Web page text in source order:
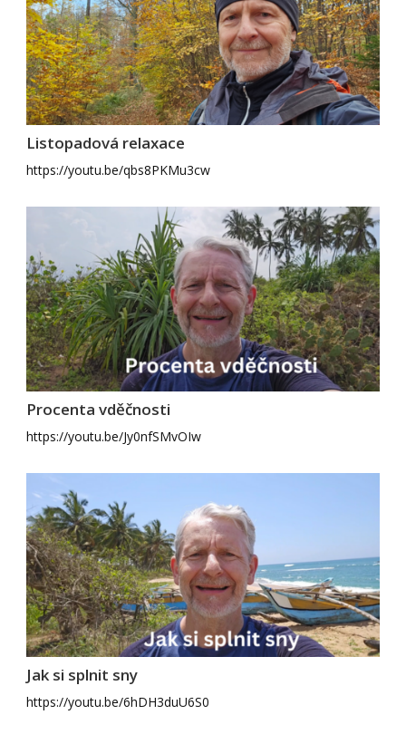
Listopadová relaxace
https://youtu.be/qbs8PKMu3cw
Procenta vděčnosti
https://youtu.be/Jy0nfSMvOIw
Jak si splnit sny
https://youtu.be/6hDH3duU6S0